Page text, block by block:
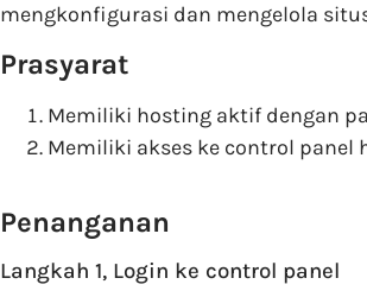
mengkonfigurasi dan mengelola
Prasyarat
Memiliki hosting aktif dengan
Memiliki akses ke control panel
Penanganan
Langkah 1, Login ke control panel